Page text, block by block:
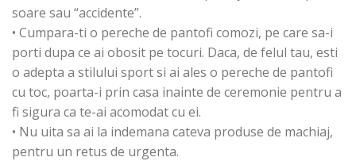
soare sau “accidente”.
• Cumpara-ti o pereche de pantofi comozi, pe care sa-i
porti dupa ce ai obosit pe tocuri. Daca, de felul tau, esti
o adepta a stilului sport si ai ales o pereche de pantofi
cu toc, poarta-i prin casa inainte de ceremonie pentru a
fi sigura ca te-ai acomodat cu ei.
• Nu uita sa ai la indemana cateva produse de machiaj,
pentru un retus de urgenta.